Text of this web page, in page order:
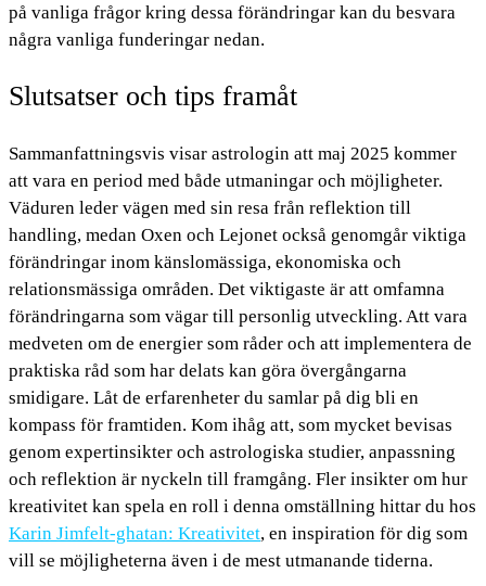
på vanliga frågor kring dessa förändringar kan du besvara
några vanliga funderingar nedan.
Slutsatser och tips framåt
Sammanfattningsvis visar astrologin att maj 2025 kommer
att vara en period med både utmaningar och möjligheter.
Väduren leder vägen med sin resa från reflektion till
handling, medan Oxen och Lejonet också genomgår viktiga
förändringar inom känslomässiga, ekonomiska och
relationsmässiga områden. Det viktigaste är att omfamna
förändringarna som vägar till personlig utveckling. Att vara
medveten om de energier som råder och att implementera de
praktiska råd som har delats kan göra övergångarna
smidigare. Låt de erfarenheter du samlar på dig bli en
kompass för framtiden. Kom ihåg att, som mycket bevisas
genom expertinsikter och astrologiska studier, anpassning
och reflektion är nyckeln till framgång. Fler insikter om hur
kreativitet kan spela en roll i denna omställning hittar du hos
Karin Jimfelt‑ghatan: Kreativitet, en inspiration för dig som
vill se möjligheterna även i de mest utmanande tiderna.